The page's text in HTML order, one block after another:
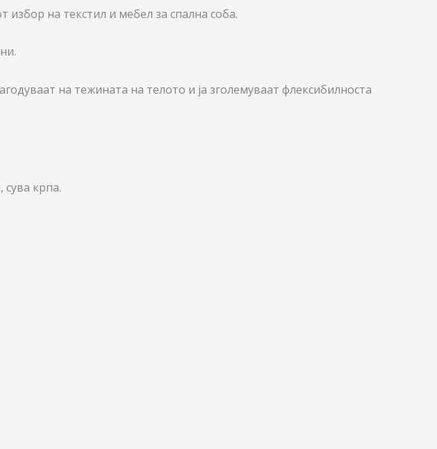
на текстил и мебел за спална соба.
на тежината на телото и ја зголемуваат флексибилноста
крпа.